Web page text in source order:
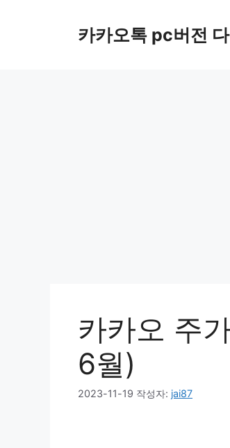
카카오톡 pc버전
카카오 주
6월)
2023-11-19 작성자: jai87